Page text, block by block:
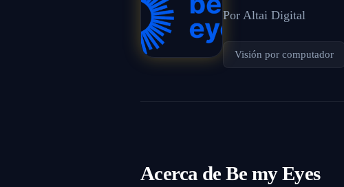
Por Altai Digital
Visión por computador
Acerca de Be my Eyes